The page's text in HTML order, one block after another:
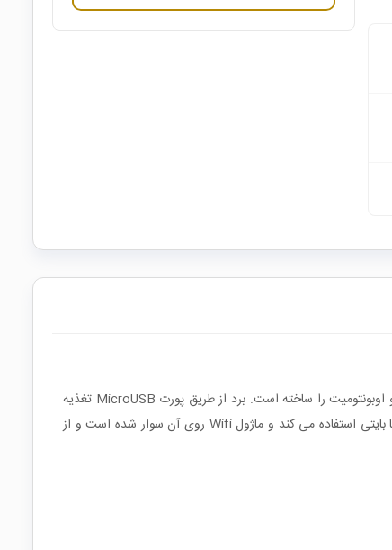
محصول فرندلی آرم با پردازنده 64 بیتی چهار هسته ای کرتکس A53 آلوینر است که فرندلی آرم برای آن ایمیج سیستم عامل اوبونتوکور و اوبونتومیت را ساخته است. برد از طریق پورت MicroUSB تغذیه
از رم 1 گیگا بایتی استفاده می کند و ماژول Wifi روی آن سوار شده است و از